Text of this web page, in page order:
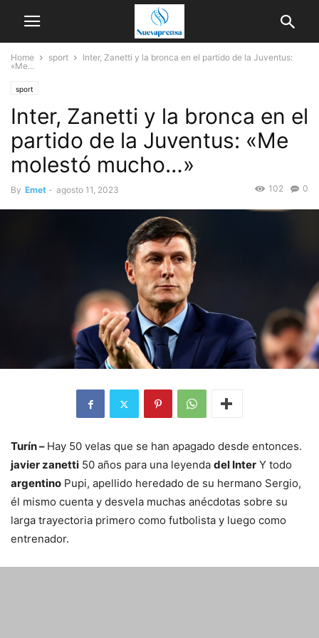
Home sport
Inter, Zanetti y la bronca en el partido de la Juventus:
«Me...
sport
Inter, Zanetti y la bronca en el
partido de la Juventus: «Me
molestó mucho…»
By Emet - agosto 11, 2023 0
102
Turín – Hay 50 velas que se han apagado desde entonces.
javier zanetti 50 años para una leyenda del Inter Y todo
argentino Pupi, apellido heredado de su hermano Sergio,
él mismo cuenta y desvela muchas anécdotas sobre su
larga trayectoria primero como futbolista y luego como
entrenador.